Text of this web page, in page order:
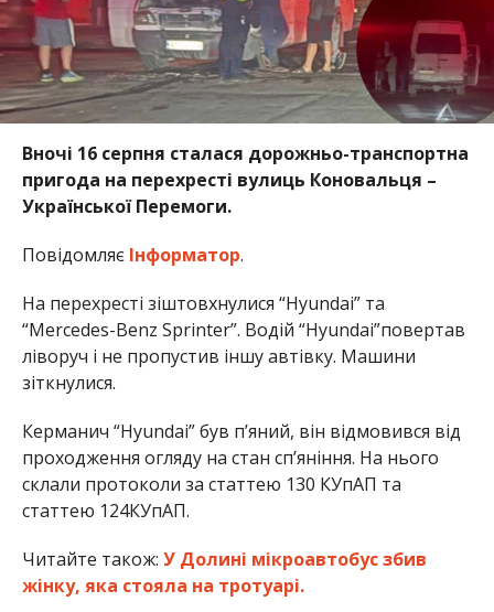
Вночі 16 серпня сталася дорожньо-транспортна
пригода на перехресті вулиць Коновальця –
Української Перемоги.
ПовідомляєІнформатор.
На перехресті зіштовхнулися “Hyundai” та
“Mercedes-Benz Sprinter”. Водій “Hyundai”повертав
ліворуч і не пропустив іншу автівку. Машини
зіткнулися.
Керманич “Hyundai” був п’яний, він відмовився від
проходження огляду на стан сп’яніння. На нього
склали протоколи за статтею 130 КУпАП та
статтею 124КУпАП.
Читайте також: У Долині мікроавтобус збив
жінку, яка стояла на тротуарі.